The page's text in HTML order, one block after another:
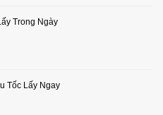
Trong Ngày
Tốc Lấy Ngay